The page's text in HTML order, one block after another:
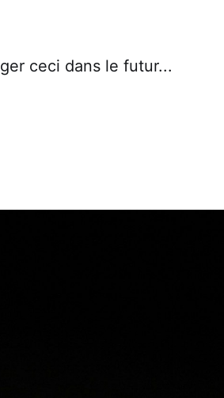
ceci dans le futur...